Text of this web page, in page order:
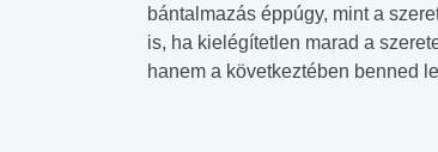
bántalmazás éppúgy, mint a
is, ha kielégítetlen marad a
hanem a következtében benned